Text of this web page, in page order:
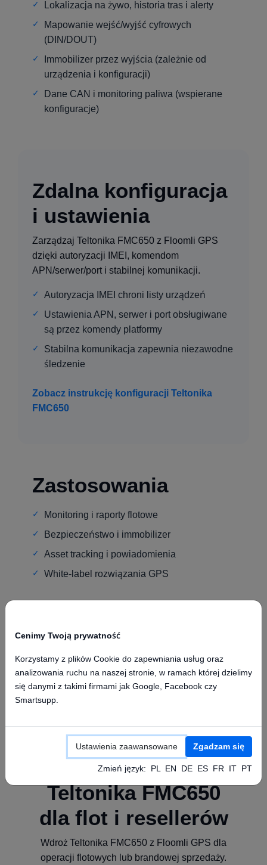
Lokalizacja na żywo, historia tras i alerty
Mapowanie wejść/wyjść cyfrowych
(DIN/DOUT)
Immobilizer przez wyjścia (zależnie od
urządzenia i konfiguracji)
Dane CAN i monitoring paliwa (wspierane
konfiguracje)
Zdalna konfiguracja
i ustawienia
Zarządzaj Teltonika FMC650 z Floomli GPS
dzięki autoryzacji IMEI, komendom
APN/serwer/port i stabilnej komunikacji.
Autoryzacja IMEI chroni listy urządzeń
Ustawienia APN, serwer i port obsługiwane
są przez komendy platformy
Stabilna komunikacja zapewnia niezawodne
śledzenie
Zobacz instrukcję konfiguracji Teltonika
FMC650
Zastosowania
Monitoring i raporty flotowe
Bezpieczeństwo i immobilizer
Asset tracking i powiadomienia
White-label rozwiązania GPS
Co dalej
Przejdź do szybkiej konfiguracji
Teltonika FMC650
dla flot i resellerów
Wdroż Teltonika FMC650 z Floomli GPS dla
operacji flotowych lub brandowej sprzedaży.
Cenimy Twoją prywatność
Korzystamy z plików Cookie do zapewniania usług oraz
analizowania ruchu na naszej stronie, w ramach której dzielimy
się danymi z takimi firmami jak Google, Facebook czy
Smartsupp.
Ustawienia zaawansowane Zgadzam się
Zmień język: PL EN DE ES FR IT PT